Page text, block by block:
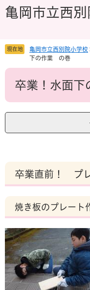
先
を
本
亀岡市立西
現在地 亀岡市立西別院小学校
下の作業 の巻
本
卒業！水面
卒業直前！ プ
焼き板のプレート